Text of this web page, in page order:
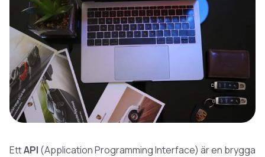
EttAPI (Application Programming Interface) är en brygga